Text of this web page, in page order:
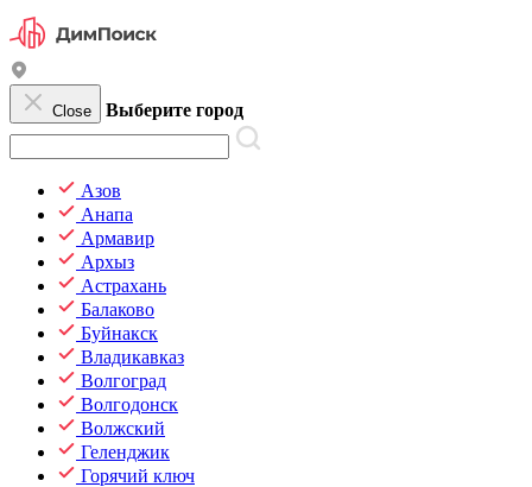
Close Выберите город
Азов
Анапа
Армавир
Архыз
Астрахань
Балаково
Буйнакск
Владикавказ
Волгоград
Волгодонск
Волжский
Геленджик
Горячий ключ